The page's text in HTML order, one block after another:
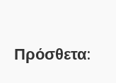
Πρόσθετα: